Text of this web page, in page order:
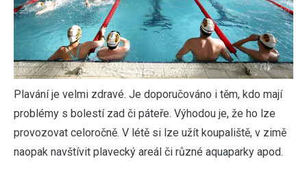
Plavání je velmi zdravé. Je doporučováno i těm, kdo mají
problémy s bolestí zad či páteře. Výhodou je, že ho lze
provozovat celoročně. V létě si lze užít koupaliště, v zimě
naopak navštívit plavecký areál či různé aquaparky apod.